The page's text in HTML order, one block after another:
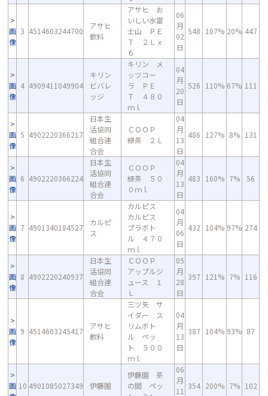
画
像
3 4514603244700
アサヒ
飲料
アサヒ お
いしい水富
士山 ＰＥ
Ｔ ２Ｌｘ
６
06
月
02
日
548 107% 20% 447
画
像
4 4909411049904
キリン
ビバレ
ッジ
キリン メ
ッツコー
ラ ＰＥ
Ｔ ４８０
ｍｌ
04
月
20
日
526 110% 67% 111
画
像
5 4902220366217
日本生
活協同
組合連
合会
ＣＯＯＰ
緑茶 ２Ｌ
04
月
13
日
486 127% 8% 131
画
像
6 4902220366224
日本生
活協同
組合連
合会
ＣＯＯＰ
緑茶 ５０
０ｍｌ
04
月
13
日
483 160% 7% 56
画
像
7 4901340184527
カルピ
ス
カルピス
カルピス
プラボト
ル ４７０
ｍｌ
04
月
06
日
432 104% 97% 274
画
像
8 4902220240937
日本生
活協同
組合連
合会
ＣＯＯＰ
アップルジ
ュース １
Ｌ
05
月
28
日
397 121% 7% 116
画
像
9 4514603245417
アサヒ
飲料
三ツ矢 サ
イダー ス
リムボト
ル ペッ
ト ５００
ｍｌ
04
月
13
日
387 104% 93% 87
画 10 4901085027349 伊藤園
伊藤園 茶
の間 ペッ
06
月
11
354 200% 7% 102